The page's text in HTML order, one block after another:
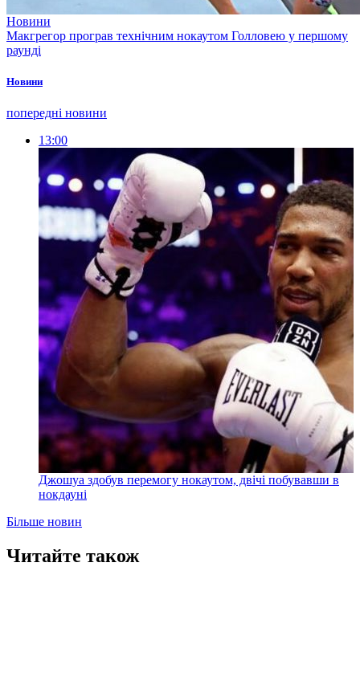
Новини
Макгрегор програв технічним нокаутом Голловею у першому
раунді
Новини
попередні новини
13:00
Джошуа здобув перемогу нокаутом, двічі побувавши в
нокдауні
Більше новин
Читайте також